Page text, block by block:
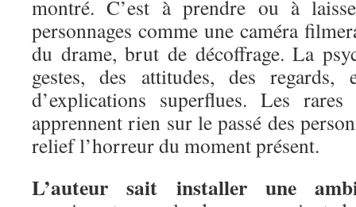
montré. C’est à prendre ou à
personnages comme une caméra
du drame, brut de décoffrage. La
gestes, des attitudes, des
d’explications superflues. Les
apprennent rien sur le passé des
relief l’horreur du moment présent.
L’auteur sait installer une